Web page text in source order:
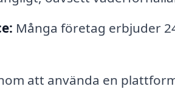
Många företag erbjuder
att använda en